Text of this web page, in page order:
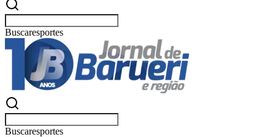
Buscarpolít
Buscarpolít